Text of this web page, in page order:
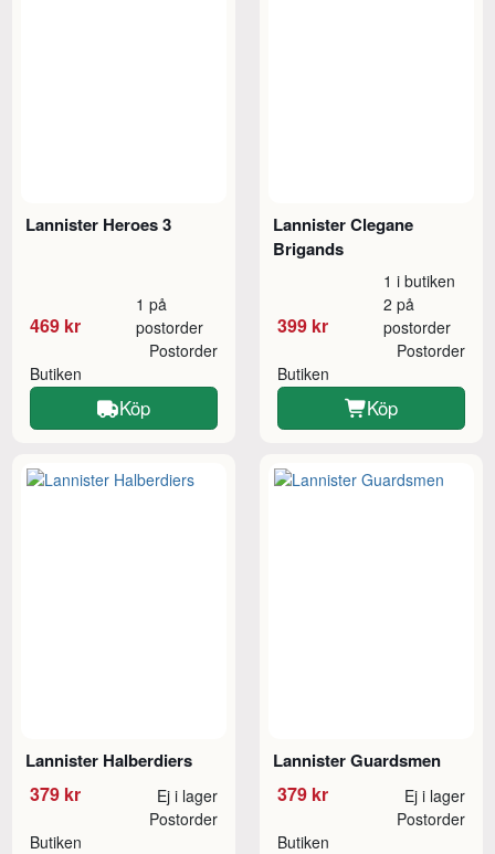
Lannister Heroes 3
469 kr
1 på
postorder
Butiken
Postorder
Köp
Lannister Clegane
Brigands
399 kr
1 i butiken
2 på
postorder
Butiken
Postorder
Köp
Lannister Halberdiers
379 kr Ej i lager
Butiken
Postorder
Lannister Guardsmen
379 kr Ej i lager
Butiken
Postorder